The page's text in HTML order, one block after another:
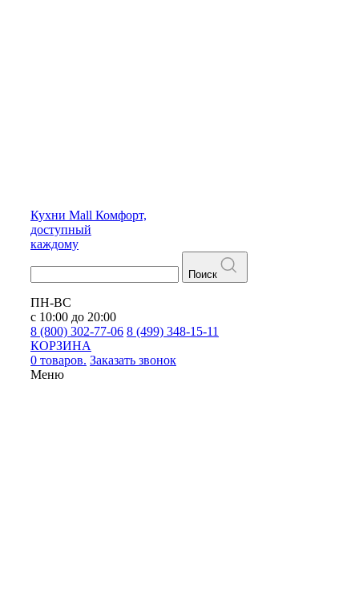
Кухни Mall Комфорт,
доступный
каждому
Поиск
ПН-ВС
с 10:00 до 20:00
8 (800) 302-77-06 8 (499) 348-15-11
КОРЗИНА
0 товаров. Заказать звонок
Меню